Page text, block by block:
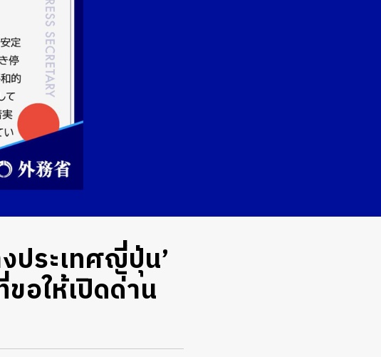
ประเทศญี่ปุ่น’
ขอให้เปิดด่าน